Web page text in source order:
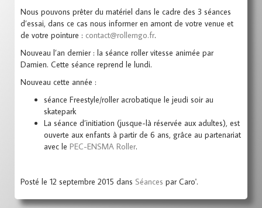
Nous pouvons prêter du matériel dans le cadre des 3 séances
d’essai, dans ce cas nous informer en amont de votre venue et
de votre pointure : contact@rollerngo.fr.
Nouveau l’an dernier : la séance roller vitesse animée par
Damien. Cette séance reprend le lundi.
Nouveau cette année :
séance Freestyle/roller acrobatique le jeudi soir au
skatepark
La séance d’initiation (jusque-là réservée aux adultes), est
ouverte aux enfants à partir de 6 ans, grâce au partenariat
avec le PEC-ENSMA Roller.
Posté le 12 septembre 2015 dans Séances par Caro'.